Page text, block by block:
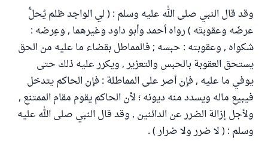
وقد قال النبي صلى الله عليه وسلم : ( لي الواجد ظلم يُحلُّ
عرضَه وعقوبتَه ) رواه أحمد وأبو داود وغيرهما , وعِرضه :
شكواه , وعقوبته : حبسه ; فالمماطل بقضاء ما عليه من الحق
يستحق العقوبة بالحبس والتعزير , ويكرر عليه ذلك حتى
يوفي ما عليه , فإن أصر على المماطلة : فإن الحاكم يتدخل
فيبيع ماله ويسدد منه ديونه ؛ لأن الحاكم يقوم مقام الممتنع ,
ولأجل إزالة الضرر عن الدائنين , وقد قال النبي صلى الله عليه
وسلم : ( لا ضرر ولا ضرار ) .